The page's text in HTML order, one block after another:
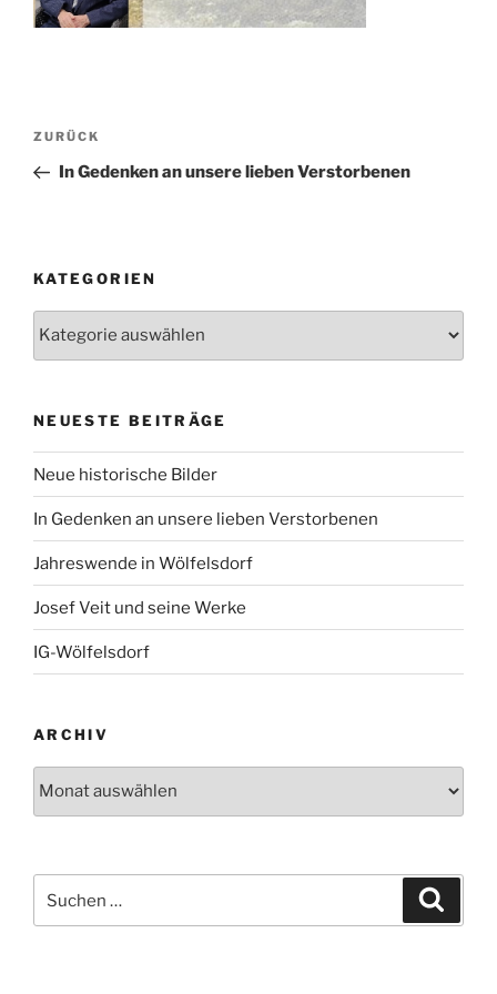
Beitragsnavigation
Vorheriger
Beitrag
ZURÜCK
In Gedenken an unsere lieben Verstorbenen
KATEGORIEN
NEUESTE BEITRÄGE
Neue historische Bilder
In Gedenken an unsere lieben Verstorbenen
Jahreswende in Wölfelsdorf
Josef Veit und seine Werke
IG-Wölfelsdorf
ARCHIV
nach: